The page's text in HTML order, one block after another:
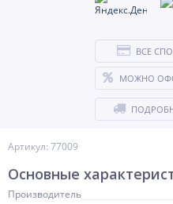
Артикул: 77009
ВСЕ
МОЖНО
Основные
Производитель